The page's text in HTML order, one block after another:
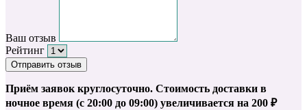
Ваш отзыв
Рейтинг
Отправить отзыв
Приём заявок круглосуточно. Стоимость доставки в
ночное время (с 20:00 до 09:00) увеличивается на 200 ₽